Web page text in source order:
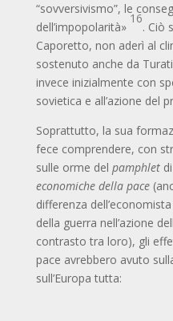
“sovversivismo”, le
dell’impopolarità»
16
. Ciò
Caporetto, non aderì al
sostenuto anche da
invece inizialmente con
sovietica e all’azione del
Soprattutto, la sua
fece comprendere, con
sulle orme del pamphlet
economiche della pace
differenza
della guerra nell’azione
contrasto tra loro), gli
pace avrebbero avuto
sull’Europa tutta: